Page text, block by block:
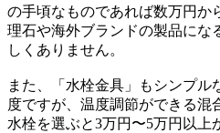
の手頃なものであれば数万円か
理石や海外ブランドの製品にな
しくありません。
また、「水栓金具」もシンプル
度ですが、温度調節ができる混
水栓を選ぶと3万円〜5万円以上